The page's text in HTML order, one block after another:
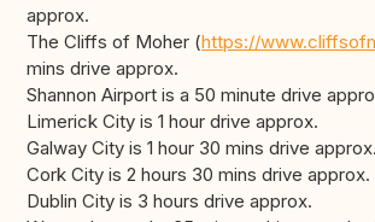
approx.
The Cliffs of Moher (https://
mins drive approx.
Shannon Airport is a 50 minute drive
Limerick City is 1 hour drive approx.
Galway City is 1 hour 30 mins drive approx.
Cork City is 2 hours 30 mins drive approx.
Dublin City is 3 hours drive approx.